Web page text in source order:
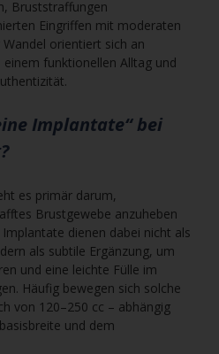
Bruststraffungen
Eingriffen mit moderaten
orientiert sich an
funktionellen Alltag und
Implantate“ bei
es primär darum,
Brustgewebe anzuheben
dienen dabei nicht als
als subtile Ergänzung, um
und eine leichte Fülle im
Häufig bewegen sich solche
von 120–250 cc – abhängig
und dem